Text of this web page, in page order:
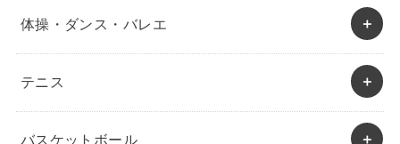
体操・ダンス・バレエ
テニス
バスケットボール